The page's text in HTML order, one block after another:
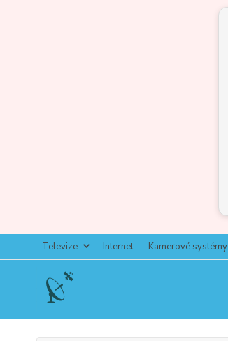
Televize Internet Kamerové systémy